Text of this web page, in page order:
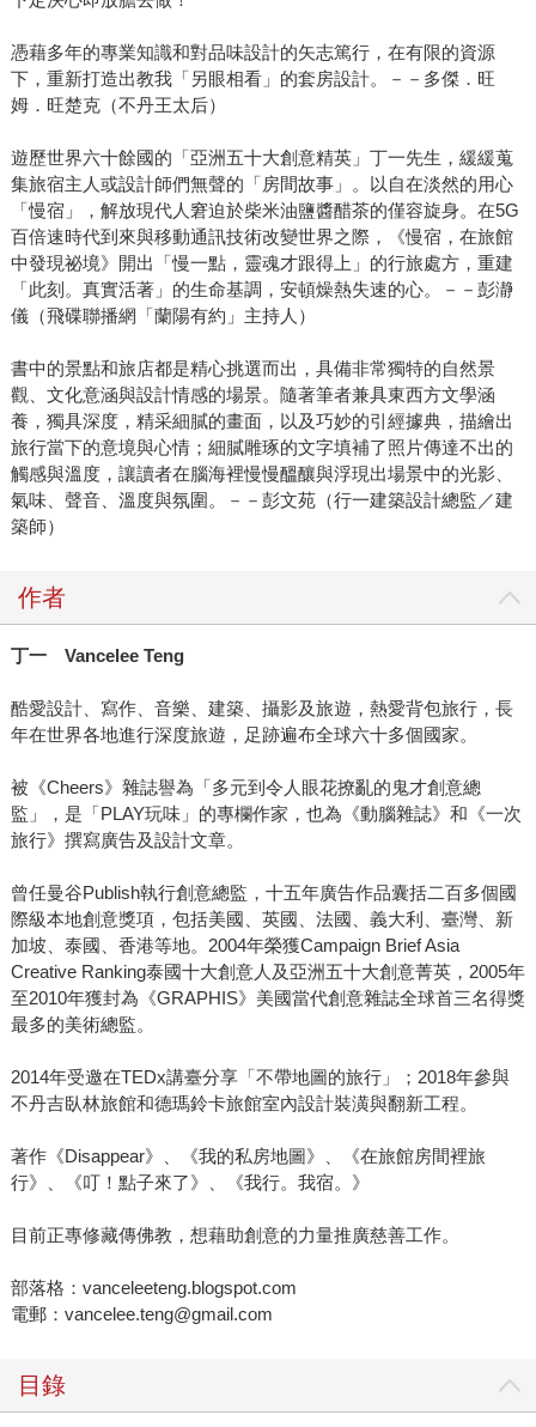
憑藉多年的專業知識和對品味設計的矢志篤行，在有限的資源
下，重新打造出教我「另眼相看」的套房設計。－－多傑．旺
姆．旺楚克（不丹王太后）
遊歷世界六十餘國的「亞洲五十大創意精英」丁一先生，緩緩蒐
集旅宿主人或設計師們無聲的「房間故事」。以自在淡然的用心
「慢宿」，解放現代人窘迫於柴米油鹽醬醋茶的僅容旋身。在5G
百倍速時代到來與移動通訊技術改變世界之際，《慢宿，在旅館
中發現祕境》開出「慢一點，靈魂才跟得上」的行旅處方，重建
「此刻。真實活著」的生命基調，安頓燥熱失速的心。－－彭瀞
儀（飛碟聯播網「蘭陽有約」主持人）
書中的景點和旅店都是精心挑選而出，具備非常獨特的自然景
觀、文化意涵與設計情感的場景。隨著筆者兼具東西方文學涵
養，獨具深度，精采細膩的畫面，以及巧妙的引經據典，描繪出
旅行當下的意境與心情；細膩雕琢的文字填補了照片傳達不出的
觸感與溫度，讓讀者在腦海裡慢慢醞釀與浮現出場景中的光影、
氣味、聲音、溫度與氛圍。－－彭文苑（行一建築設計總監／建
築師）
作者
丁一 Vancelee Teng
酷愛設計、寫作、音樂、建築、攝影及旅遊，熱愛背包旅行，長
年在世界各地進行深度旅遊，足跡遍布全球六十多個國家。
被《Cheers》雜誌譽為「多元到令人眼花撩亂的鬼才創意總
監」，是「PLAY玩味」的專欄作家，也為《動腦雜誌》和《一次
旅行》撰寫廣告及設計文章。
曾任曼谷Publish執行創意總監，十五年廣告作品囊括二百多個國
際級本地創意獎項，包括美國、英國、法國、義大利、臺灣、新
加坡、泰國、香港等地。2004年榮獲Campaign Brief Asia
Creative Ranking泰國十大創意人及亞洲五十大創意菁英，2005年
至2010年獲封為《GRAPHIS》美國當代創意雜誌全球首三名得獎
最多的美術總監。
2014年受邀在TEDx講臺分享「不帶地圖的旅行」；2018年參與
不丹吉臥林旅館和德瑪鈴卡旅館室內設計裝潢與翻新工程。
著作《Disappear》、《我的私房地圖》、《在旅館房間裡旅
行》、《叮！點子來了》、《我行。我宿。》
目前正專修藏傳佛教，想藉助創意的力量推廣慈善工作。
部落格：vanceleeteng.blogspot.com
電郵：vancelee.teng@gmail.com
目錄